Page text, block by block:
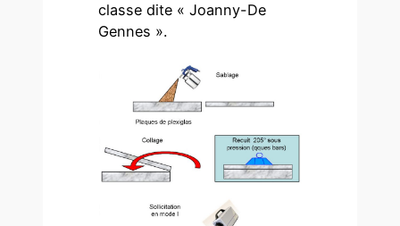
classe dite « Joanny-De
Gennes ».